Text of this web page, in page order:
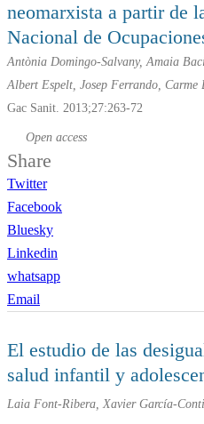
neomarxista a partir de
Nacional de
Antònia Domingo-Salvany, Amaia
Albert Espelt, Josep Ferrando, Carme
Gac Sanit. 2013;27:263-72
Open access
Share
Twitter
Facebook
Bluesky
Linkedin
whatsapp
Email
El estudio de las
salud infantil y
Laia Font-Ribera, Xavier García-